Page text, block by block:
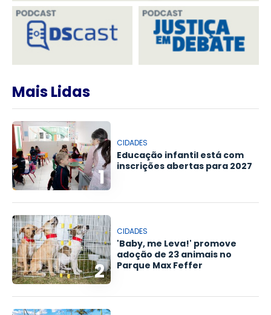
Mais Lidas
1
CIDADES
Educação infantil está com
inscrições abertas para 2027
2
CIDADES
'Baby, me Leva!' promove
adoção de 23 animais no
Parque Max Feffer